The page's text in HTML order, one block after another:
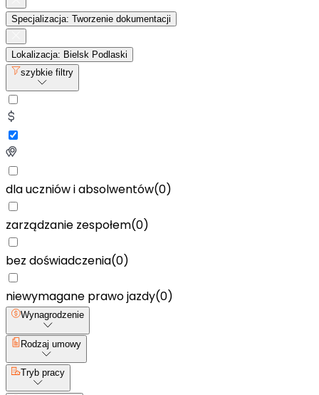
Specjalizacja: Tworzenie dokumentacji
Lokalizacja: Bielsk Podlaski
szybkie filtry
dla uczniów i absolwentów(0)
zarządzanie zespołem(0)
bez doświadczenia(0)
niewymagane prawo jazdy(0)
Wynagrodzenie
Rodzaj umowy
Tryb pracy